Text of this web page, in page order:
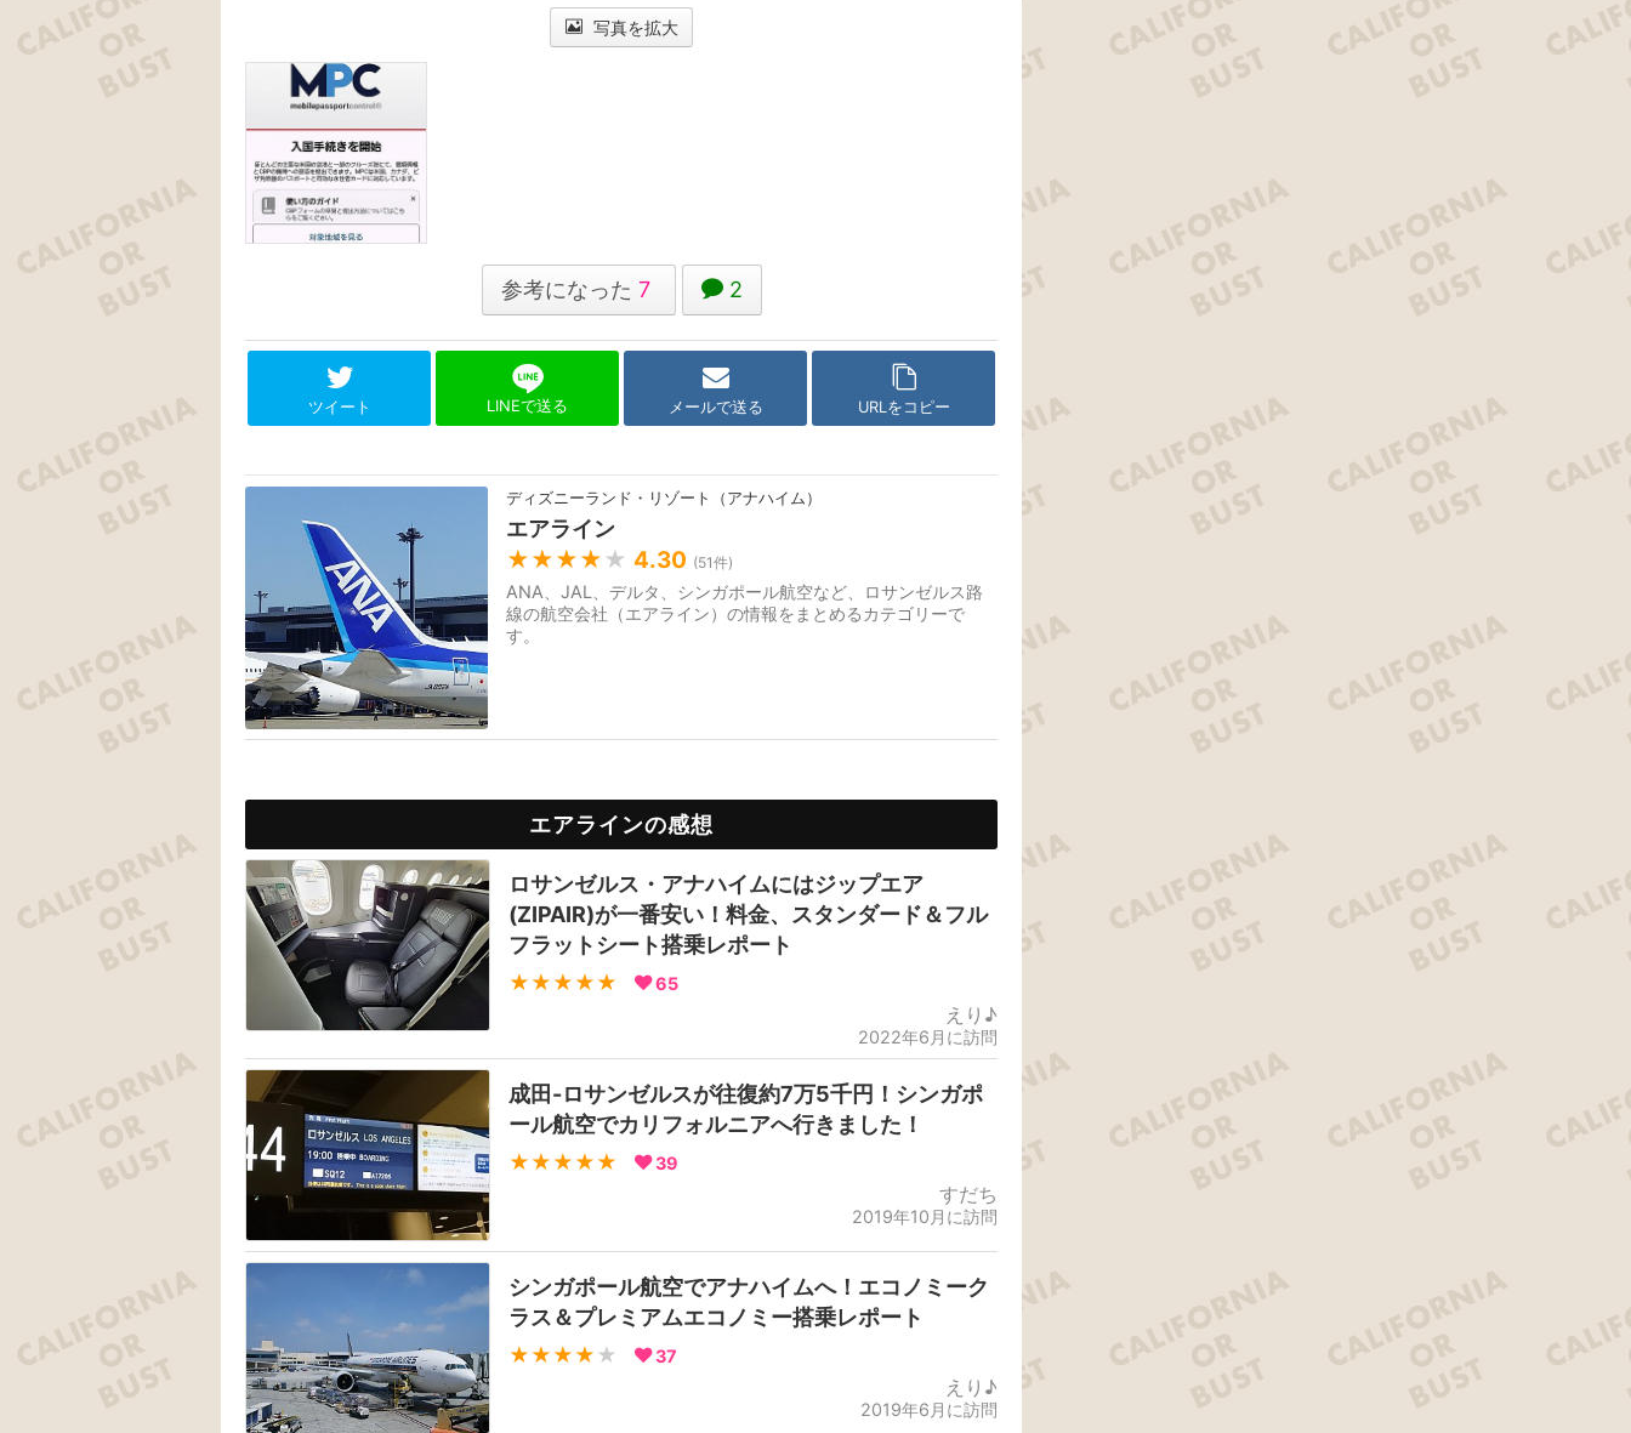
写真を拡大
参考になった 7 2
ツイート LINEで送る メールで送る URLをコピー
ディズニーランド・リゾート（アナハイム）
エアライン
★★★★ ★ 4.30 (51件)
ANA、JAL、デルタ、シンガポール航空など、ロサンゼルス路
線の航空会社（エアライン）の情報をまとめるカテゴリーで
す。
エアラインの感想
ロサンゼルス・アナハイムにはジップエア
(ZIPAIR)が一番安い！料金、スタンダード＆フル
フラットシート搭乗レポート
★★★★★ 65
えり♪
2022年6月に訪問
成田-ロサンゼルスが往復約7万5千円！シンガポ
ール航空でカリフォルニアへ行きました！
★★★★★ 39
すだち
2019年10月に訪問
シンガポール航空でアナハイムへ！エコノミーク
ラス＆プレミアムエコノミー搭乗レポート
★★★★ ★ 37
えり♪
2019年6月に訪問